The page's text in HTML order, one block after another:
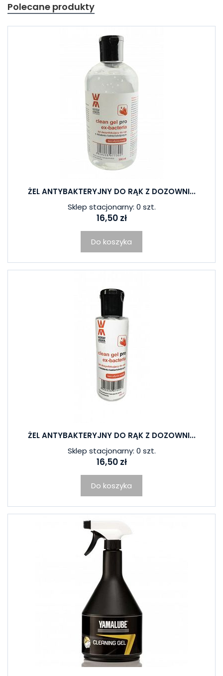
Polecane produkty
ŻEL ANTYBAKTERYJNY DO RĄK Z DOZOWNI...
Sklep stacjonarny: 0 szt.
16,50 zł
Do koszyka
ŻEL ANTYBAKTERYJNY DO RĄK Z DOZOWNI...
Sklep stacjonarny: 0 szt.
16,50 zł
Do koszyka